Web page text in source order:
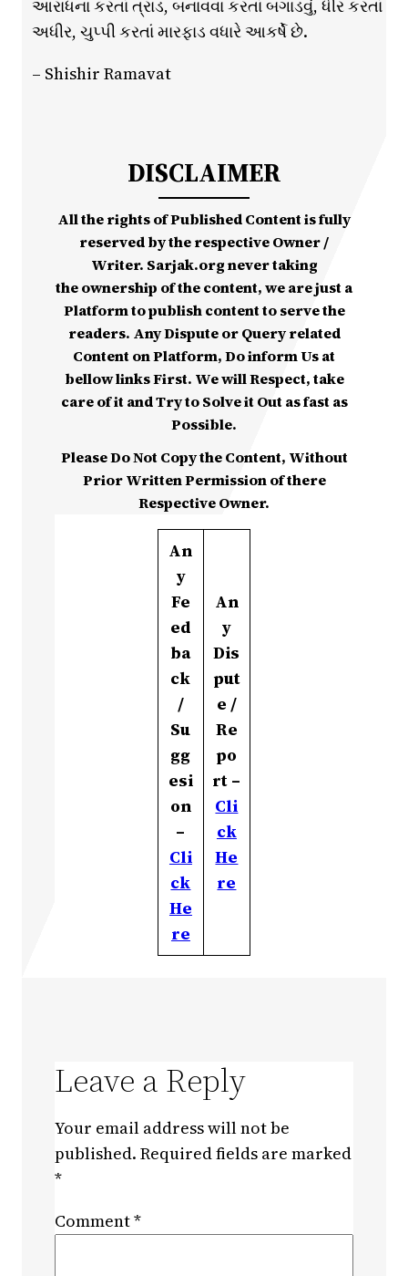
આરાધના કરતાં ત્રાડ, બનાવવા કરતાં બગાડવું, ધીર કરતાં
અધીર, ચુપ્પી કરતાં મારફાડ વધારે આકર્ષે છે.
– Shishir Ramavat
DISCLAIMER
All the rights of Published Content is fully
reserved by the respective Owner /
Writer. Sarjak.org never taking
the ownership of the content, we are just a
Platform to publish content to serve the
readers. Any Dispute or Query related
Content on Platform, Do inform Us at
bellow links First. We will Respect, take
care of it and Try to Solve it Out as fast as
Possible.
Please Do Not Copy the Content, Without
Prior Written Permission of there
Respective Owner.
An
y
Fe
ed
ba
ck
/
Su
gg
esi
on
–
Cli
ck
He
re
An
y
Dis
put
e /
Re
po
rt –
Cli
ck
He
re
Leave a Reply
Your email address will not be
published. Required fields are marked
*
Comment*